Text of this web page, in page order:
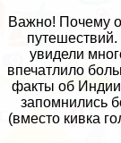
Важно! Почему
увидели
впечатлило
факты об Индии
запомнились
(вместо кивка